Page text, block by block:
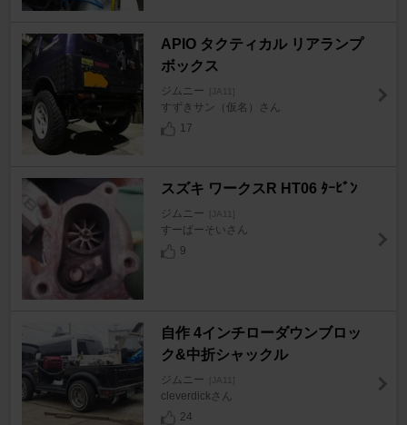
APIO タクティカル リアランプ
ボックス
ジムニー [JA11]
すずきサン（仮名）さん
17
スズキ ワークスR HT06 ﾀｰﾋﾞﾝ
ジムニー [JA11]
すーぱーそいさん
9
自作 4インチローダウンブロッ
ク&中折シャックル
ジムニー [JA11]
cleverdickさん
24